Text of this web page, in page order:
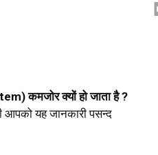
कमजोर क्यों हो जाता है ?
आपको यह जानकारी पसन्द